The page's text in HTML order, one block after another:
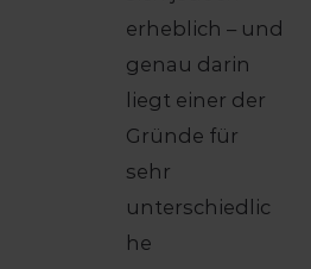
erheblich – und
genau darin
liegt einer der
Gründe für
sehr
unterschiedlic
he